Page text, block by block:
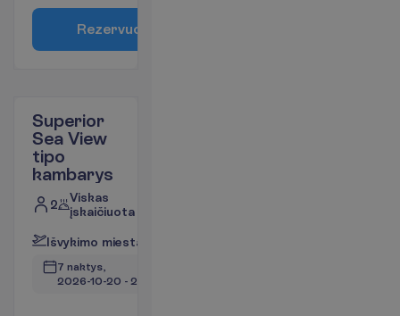
Rezervuo
Superior
Sea View
tipo
kambarys
2
Viskas
įskaičiuota
Išvykimo miesta
7 naktys,
2026-10-20 - 2026-10-27